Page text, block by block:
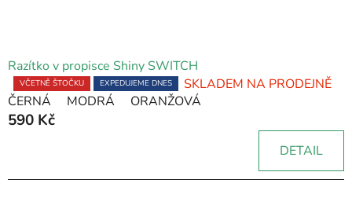
p
r
o
d
t
Razítko v propisce Shiny SWITCH
Průměrné
hodnocení
produktu
VČETNĚ ŠTOČKU EXPEDUJEME DNES
SKLADEM NA PRODEJNĚ
ČERNÁ
MODRÁ ORANŽOVÁ
590 Kč
DETAIL